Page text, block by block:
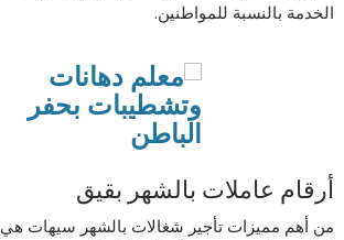
الخدمة بالنسبة للمواطنين.
أرقام عاملات بالشهر بقيق
من أهم مميزات تأجير شغالات بالشهر سيهات هي